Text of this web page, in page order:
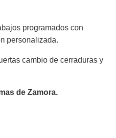
programados con
personalizada.
cambio de cerraduras y
de Zamora.